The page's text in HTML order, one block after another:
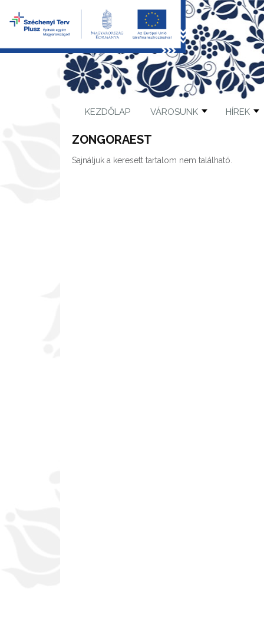
KEZDŐLAP VÁROSUNK HÍREK
ZONGORAEST
Sajnáljuk a keresett tartalom nem található.